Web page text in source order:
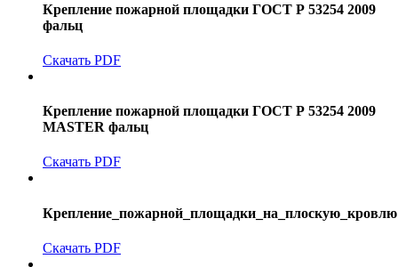
Крепление пожарной площадки ГОСТ Р 53254 2009
фальц
Скачать PDF
Крепление пожарной площадки ГОСТ Р 53254 2009
MASTER фальц
Скачать PDF
Крепление_пожарной_площадки_на_плоскую_кровлю
Скачать PDF